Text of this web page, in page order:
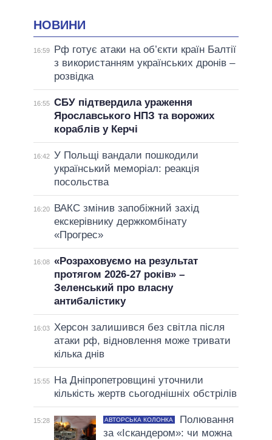
НОВИНИ
16:59
Рф готує атаки на об’єкти країн Балтії
з використанням українських дронів –
розвідка
16:55 СБУ підтвердила ураження
Ярославського НПЗ та ворожих
кораблів у Керчі
16:42 У Польщі вандали пошкодили
український меморіал: реакція
посольства
16:20
ВАКС змінив запобіжний захід
екскерівнику держкомбінату
«Прогрес»
16:08 «Розраховуємо на результат
протягом 2026-27 років» –
Зеленський про власну
антибалістику
16:03 Херсон залишився без світла після
атаки рф, відновлення може тривати
кілька днів
15:55
На Дніпропетровщині уточнили
кількість жертв сьогоднішніх обстрілів
15:28 АВТОРСЬКА КОЛОНКА
Полювання
за «Іскандером»: чи можна